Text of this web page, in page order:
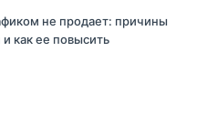
не продает: причины
как ее повысить